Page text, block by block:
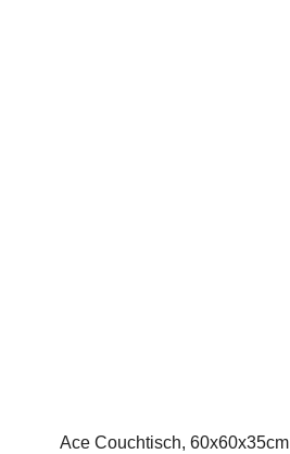
Ace Couchtisch, 60x60x35cm